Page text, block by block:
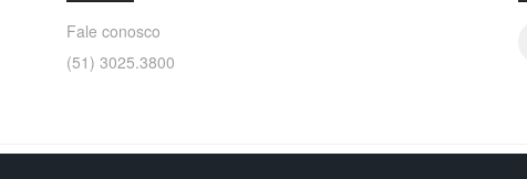
Fale conosco
(51) 3025.3800